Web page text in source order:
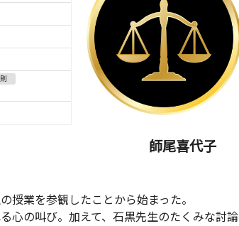
える 師尾喜代子
授業を参観したことから始まった。
心の叫び。加えて、石黒先生のたくみな討論